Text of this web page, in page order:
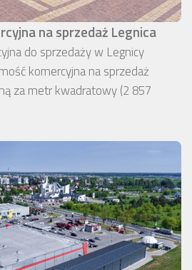
na sprzedaż Legnica
do sprzedaży w Legnicy
komercyjna na sprzedaż
za metr kwadratowy (2 857